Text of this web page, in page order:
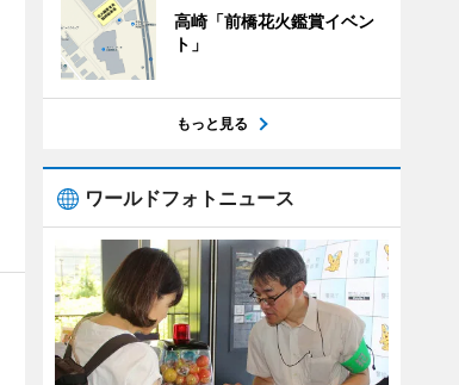
高崎「前橋花火鑑賞イベン
ト」
もっと見る
ワールドフォトニュース